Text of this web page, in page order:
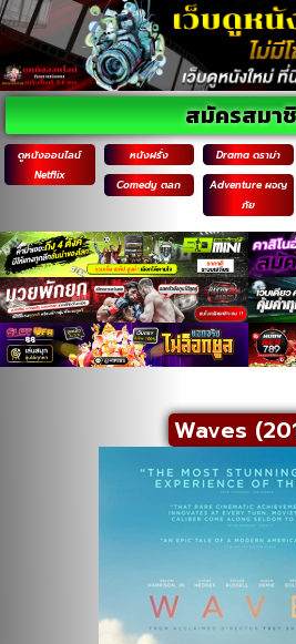
ดูหนังออนไลน์
Netflix
หนังฝรั่ง Drama ดราม่า
Comedy ตลก
Adventure ผจญ
ภัย
สมัครสมา
Waves